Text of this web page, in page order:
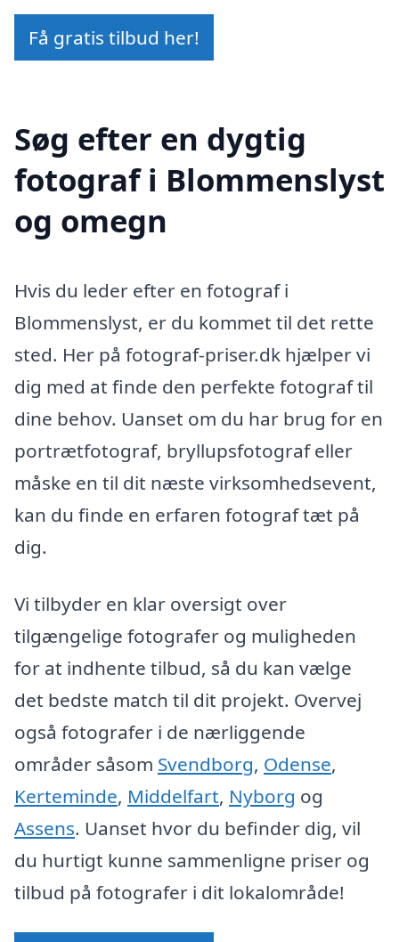
Få gratis tilbud her!
Søg efter en dygtig
fotograf i Blommenslyst
og omegn
Hvis du leder efter en fotograf i
Blommenslyst, er du kommet til det rette
sted. Her på fotograf-priser.dk hjælper vi
dig med at finde den perfekte fotograf til
dine behov. Uanset om du har brug for en
portrætfotograf, bryllupsfotograf eller
måske en til dit næste virksomhedsevent,
kan du finde en erfaren fotograf tæt på
dig.
Vi tilbyder en klar oversigt over
tilgængelige fotografer og muligheden
for at indhente tilbud, så du kan vælge
det bedste match til dit projekt. Overvej
også fotografer i de nærliggende
områder såsom Svendborg, Odense,
Kerteminde, Middelfart, Nyborg og
Assens. Uanset hvor du befinder dig, vil
du hurtigt kunne sammenligne priser og
tilbud på fotografer i dit lokalområde!